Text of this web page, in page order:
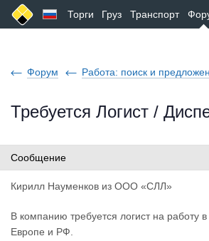
Торги Груз Транспорт
Форум Работа: поиск и
Требуется Логист /
Сообщение
Кирилл Науменков из ООО «СЛЛ»
В компанию требуется логист на работу
Европе и РФ.